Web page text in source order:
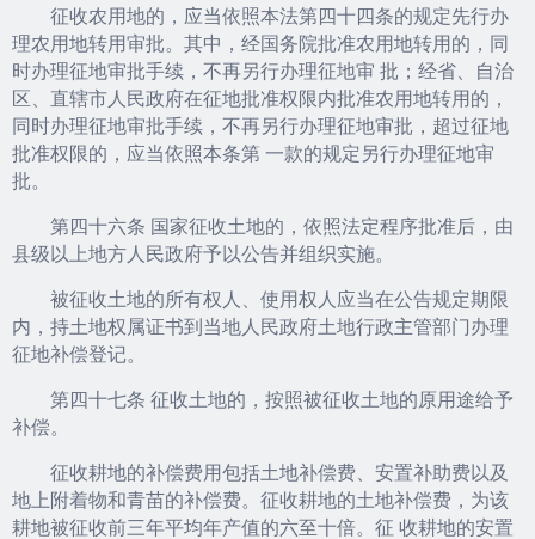
征收农用地的，应当依照本法第四十四条的规定先行办
理农用地转用审批。其中，经国务院批准农用地转用的，同
时办理征地审批手续，不再另行办理征地审 批；经省、自治
区、直辖市人民政府在征地批准权限内批准农用地转用的，
同时办理征地审批手续，不再另行办理征地审批，超过征地
批准权限的，应当依照本条第 一款的规定另行办理征地审
批。
第四十六条 国家征收土地的，依照法定程序批准后，由
县级以上地方人民政府予以公告并组织实施。
被征收土地的所有权人、使用权人应当在公告规定期限
内，持土地权属证书到当地人民政府土地行政主管部门办理
征地补偿登记。
第四十七条 征收土地的，按照被征收土地的原用途给予
补偿。
征收耕地的补偿费用包括土地补偿费、安置补助费以及
地上附着物和青苗的补偿费。征收耕地的土地补偿费，为该
耕地被征收前三年平均年产值的六至十倍。征 收耕地的安置